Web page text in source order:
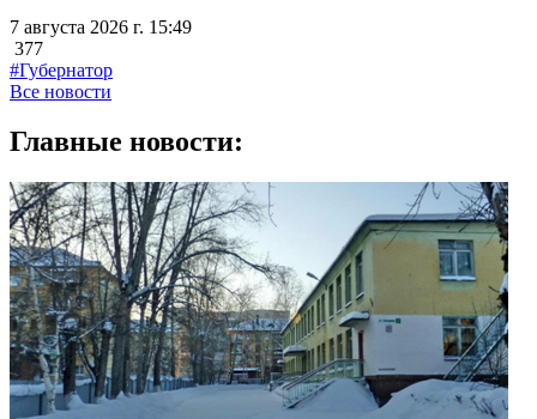
7 августа 2026 г. 15:49
377
#Губернатор
Все новости
Главные новости: